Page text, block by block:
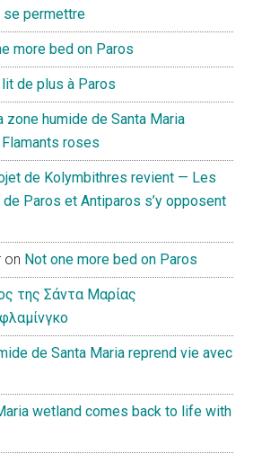
se permettre
more bed on Paros
de plus à Paros
zone humide de Santa Maria
roses
de Kolymbithres revient — Les
Paros et Antiparos s’y opposent
on Not one more bed on Paros
της Σάντα Μαρίας
de Santa Maria reprend vie avec
wetland comes back to life with